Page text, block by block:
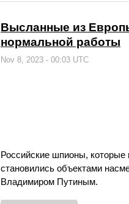
Высланные из
нормальной работы
Nov 8, 2023 - 00:03 UTC
Российские шпионы, которые
становились объектами
Владимиром Путиным.